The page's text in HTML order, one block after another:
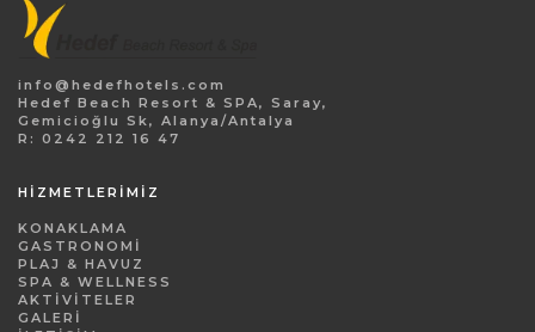
info@hedefhotels.com
Hedef Beach Resort & SPA, Saray,
Gemicioğlu Sk, Alanya/Antalya
R: 0242 212 16 47
HİZMETLERİMİZ
KONAKLAMA
GASTRONOMI
PLAJ & HAVUZ
SPA & WELLNESS
AKTIVITELER
GALERI